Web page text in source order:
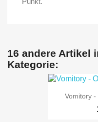
16 andere Artikel
Kategorie:
Vomitory -